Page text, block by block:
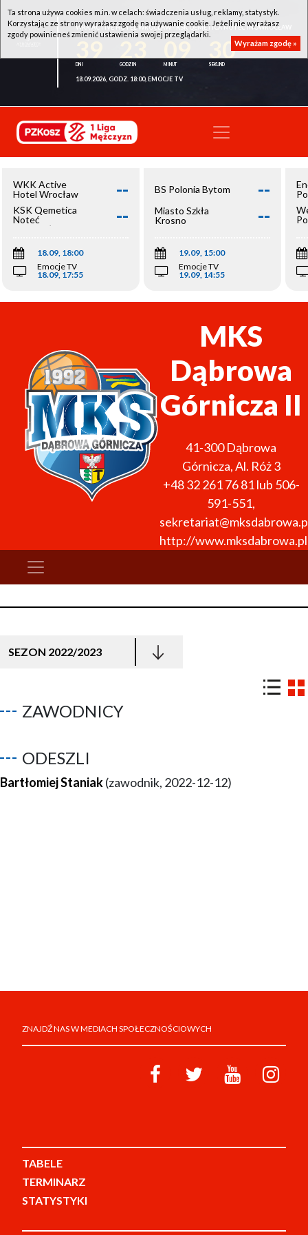
WKK ACTIVE HOTEL WROCŁAW - KSK QEMETICA NOTEĆ INOWROCŁAW
29
18.09.2026, GODZ. 18:00, EMOCJE TV
WKK Active
Hotel Wrocław
--
KSK Qemetica
Noteć
Inowrocław
--
18.09, 18:00
Emocje TV
18.09, 17:55
BS Polonia Bytom --
Miasto Szkła
Krosno
--
19.09, 15:00
Emocje TV
19.09, 14:55
MKS
Dąbrowa
Górnicza II
41-300 Dąbrowa
Górnicza,Al. Róż 3
+48 32 261 76 81 lub 506-
591-551,
http://www.mksdabrowa.pl
SEZON 2022/2023
ZAWODNICY
ODESZLI
Bartłomiej Staniak(zawodnik, 2022-12-12)
ZNAJDŹ NAS W MEDIACH SPOŁECZNOŚCIOWYCH
TABELE
TERMINARZ
STATYSTYKI
Ta strona używa cookies m.in. w celach: świadczenia usług, reklamy, statystyk.
Korzystając ze strony wyrażasz zgodę na używanie cookie. Jeżeli nie wyrażasz
zgody powinieneś zmienić ustawienia swojej przeglądarki.
Wyrażam zgodę »